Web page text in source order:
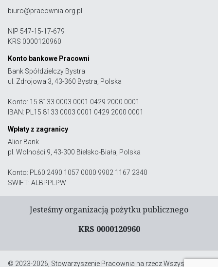
biuro@pracownia.org.pl
NIP 547-15-17-679
KRS 0000120960
Konto bankowe Pracowni
Bank Spółdzielczy Bystra
ul. Zdrojowa 3, 43-360 Bystra, Polska
Konto: 15 8133 0003 0001 0429 2000 0001
IBAN: PL15 8133 0003 0001 0429 2000 0001
Wpłaty z zagranicy
Alior Bank
pl. Wolności 9, 43-300 Bielsko-Biała, Polska
Konto: PL60 2490 1057 0000 9902 1167 2340
SWIFT: ALBPPLPW
Jesteśmy organizacją pożytku publicznego
KRS 0000120960
© 2023-2026, Stowarzyszenie Pracownia na rzecz Wszystkich